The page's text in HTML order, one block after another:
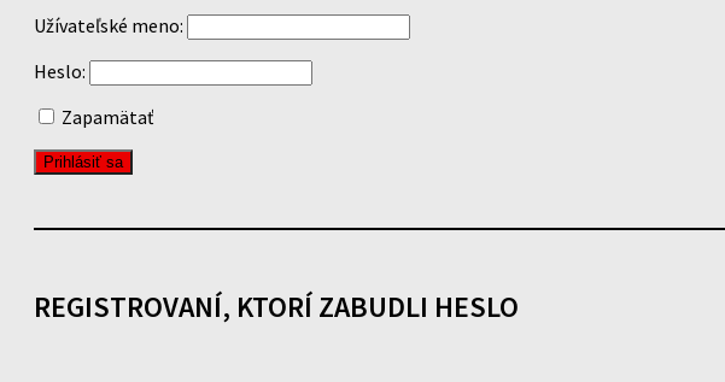
Užívateľské meno:
Heslo:
Zapamätať
REGISTROVANÍ, KTORÍ ZABUDLI HESLO